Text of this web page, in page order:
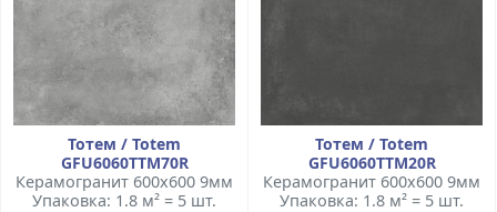
Тотем / Totem
GFU6060TTM70R
Керамогранит 600x600 9мм
Упаковка: 1.8 м² = 5 шт.
Тотем / Totem
GFU6060TTM20R
Керамогранит 600x600 9мм
Упаковка: 1.8 м² = 5 шт.